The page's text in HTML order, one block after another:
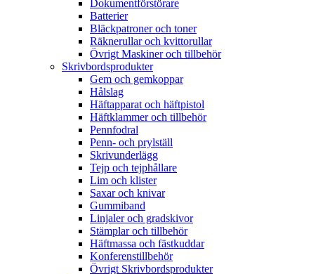
Dokumentförstörare
Batterier
Bläckpatroner och toner
Räknerullar och kvittorullar
Övrigt Maskiner och tillbehör
Skrivbordsprodukter
Gem och gemkoppar
Hålslag
Häftapparat och häftpistol
Häftklammer och tillbehör
Pennfodral
Penn- och prylställ
Skrivunderlägg
Tejp och tejphållare
Lim och klister
Saxar och knivar
Gummiband
Linjaler och gradskivor
Stämplar och tillbehör
Häftmassa och fästkuddar
Konferenstillbehör
Övrigt Skrivbordsprodukter